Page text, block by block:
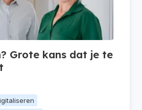
Grote kans dat je te